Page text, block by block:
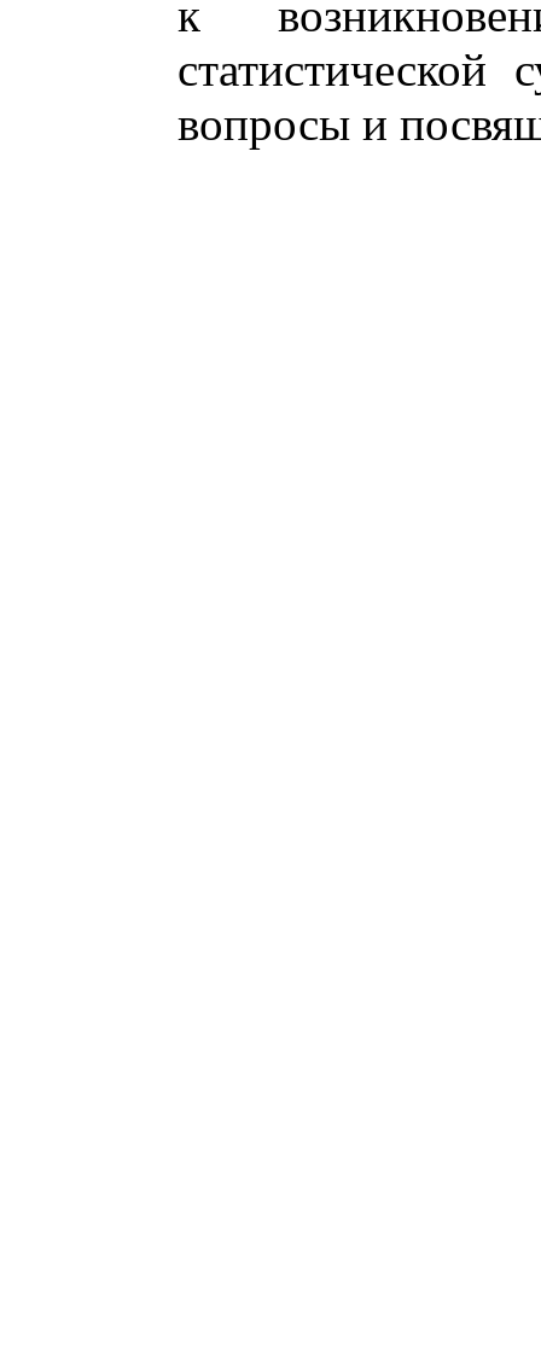
к
вопросы и